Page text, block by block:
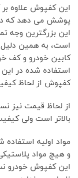
این کفپوش علاوه
پوشش می دهد که
است، به همین
کابین خودرو و کف
استفاده شده در
کفپوش از لحاظ
از لحاظ قیمت نیز
بالاتر است ولی
مواد اولیه
و هیچ مواد
این کفپوش خودرو